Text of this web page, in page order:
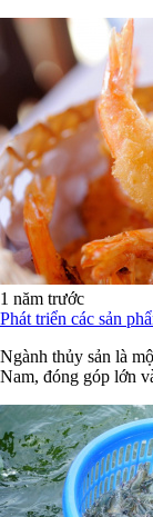
1 năm trước
Phát triển các sản
Ngành thủy sản là
Nam, đóng góp lớn